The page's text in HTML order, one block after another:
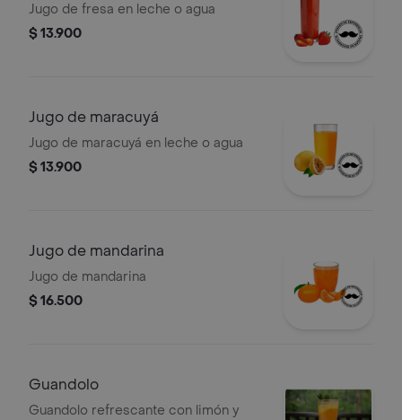
Jugo de fresa en leche o agua
$ 13.900
Jugo de maracuyá
Jugo de maracuyá en leche o agua
$ 13.900
Jugo de mandarina
Jugo de mandarina
$ 16.500
Guandolo
Guandolo refrescante con limón y